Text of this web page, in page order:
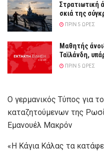
Στρατιωτική
σκιά της
ΠΡΙΝ 5 ΏΡΕΣ
Μαθητής
Ταϊλάνδη,
ΠΡΙΝ 5 ΏΡΕΣ
Ο γερμανικός Τύπος για
καταζητούμενων της
Εμανουέλ Μακρόν
«Η Κάγια Κάλας τα